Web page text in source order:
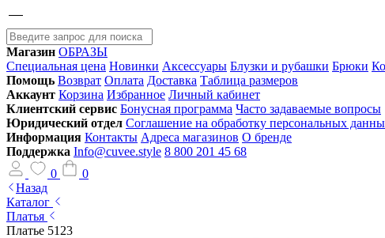
Магазин ОБРАЗЫ
Специальная цена Новинки Аксессуары Блузки и рубашки Брюки
Помощь Возврат Оплата Доставка Таблица размеров
Аккаунт Корзина Избранное Личный кабинет
Клиентский сервис Бонусная программа Часто задаваемые вопросы
Юридический отдел Соглашение на обработку персональных
Информация Контакты Адреса магазинов О бренде
Поддержка Info@cuvee.style 8 800 201 45 68
0
0
Назад
Каталог
Платья
Платье 5123